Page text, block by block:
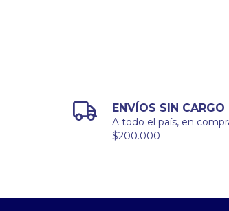
ENVÍOS SIN CARGO
A todo el país, en
$200.000